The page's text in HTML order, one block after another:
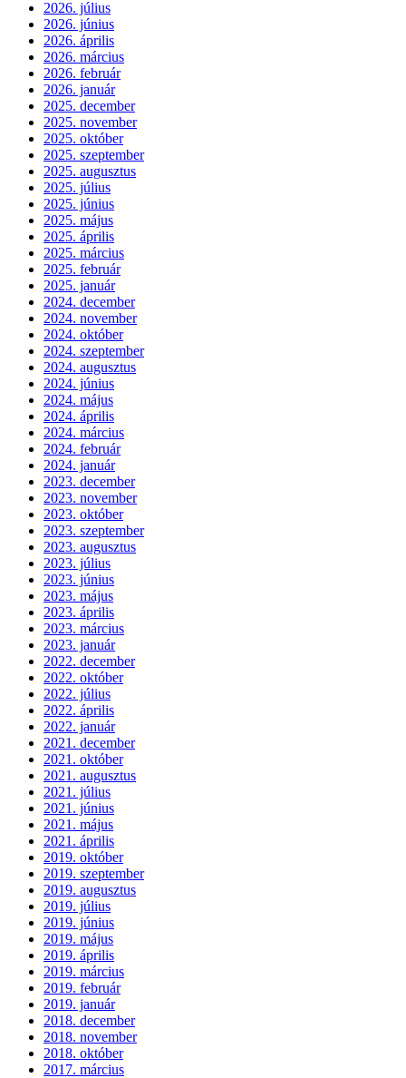
2026. július
2026. június
2026. április
2026. március
2026. február
2026. január
2025. december
2025. november
2025. október
2025. szeptember
2025. augusztus
2025. július
2025. június
2025. május
2025. április
2025. március
2025. február
2025. január
2024. december
2024. november
2024. október
2024. szeptember
2024. augusztus
2024. június
2024. május
2024. április
2024. március
2024. február
2024. január
2023. december
2023. november
2023. október
2023. szeptember
2023. augusztus
2023. július
2023. június
2023. május
2023. április
2023. március
2023. január
2022. december
2022. október
2022. július
2022. április
2022. január
2021. december
2021. október
2021. augusztus
2021. július
2021. június
2021. május
2021. április
2019. október
2019. szeptember
2019. augusztus
2019. július
2019. június
2019. május
2019. április
2019. március
2019. február
2019. január
2018. december
2018. november
2018. október
2017. március